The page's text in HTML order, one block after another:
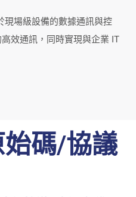
現場級設備的數據通訊與控
效通訊，同時實現與企業 IT
碼/協議